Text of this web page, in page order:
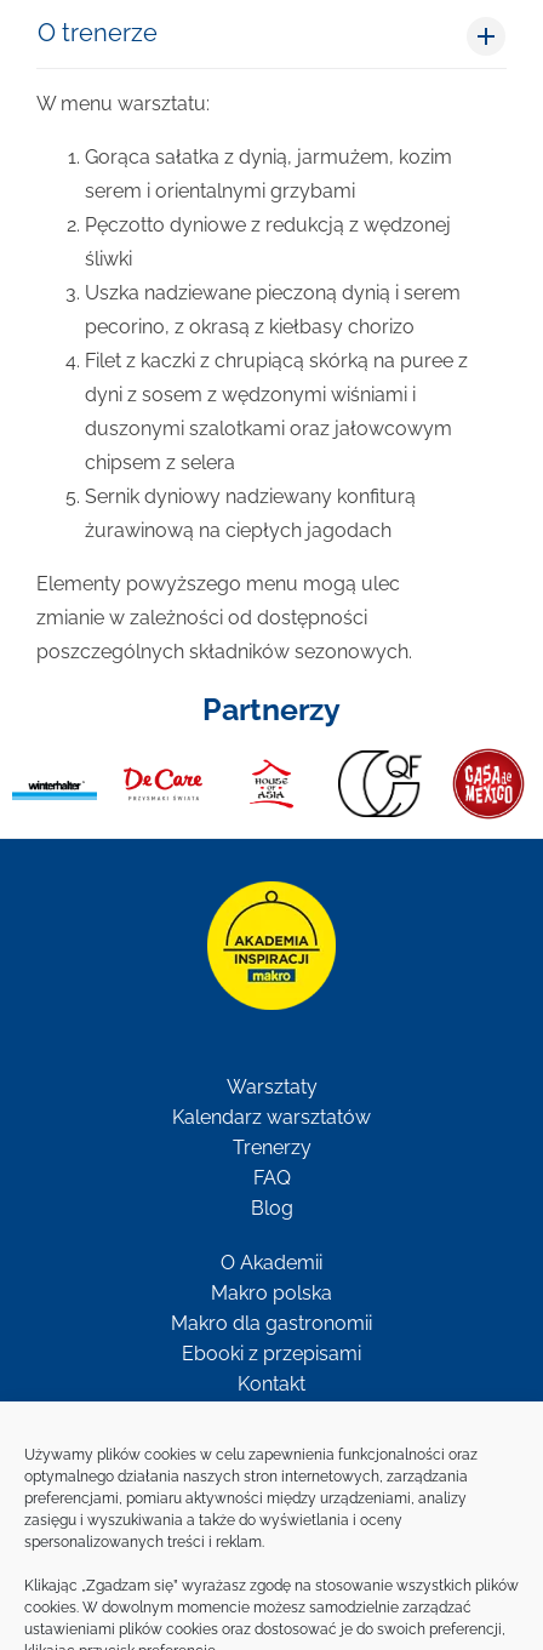
Używamy plików cookies w celu zapewnienia funkcjonalności oraz
optymalnego działania naszych stron internetowych, zarządzania
preferencjami, pomiaru aktywności między urządzeniami, analizy
zasięgu i wyszukiwania a także do wyświetlania i oceny
spersonalizowanych treści i reklam.
Klikając „Zgadzam się” wyrażasz zgodę na stosowanie wszystkich plików
cookies. W dowolnym momencie możesz samodzielnie zarządzać
ustawieniami plików cookies oraz dostosować je do swoich preferencji,
O trenerze
W menu warsztatu:
Gorąca sałatka z dynią, jarmużem, kozim
serem i orientalnymi grzybami
Pęczotto dyniowe z redukcją z wędzonej
śliwki
Uszka nadziewane pieczoną dynią i serem
pecorino, z okrasą z kiełbasy chorizo
Filet z kaczki z chrupiącą skórką na puree z
dyni z sosem z wędzonymi wiśniami i
duszonymi szalotkami oraz jałowcowym
chipsem z selera
Sernik dyniowy nadziewany konfiturą
żurawinową na ciepłych jagodach
Elementy powyższego menu mogą ulec
zmianie w zależności od dostępności
poszczególnych składników sezonowych.
Partnerzy
Warsztaty
Kalendarz warsztatów
Trenerzy
FAQ
Blog
O Akademii
Makro polska
Makro dla gastronomii
Ebooki z przepisami
Kontakt
Newsletter
Bądź w kontakcie z MAKRO
NEWSLETTER